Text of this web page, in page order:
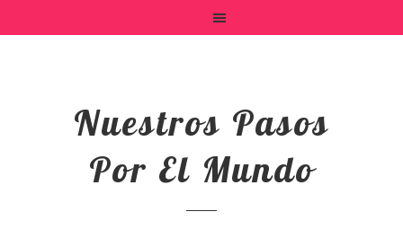
Nuestros Pasos
Por El Mundo